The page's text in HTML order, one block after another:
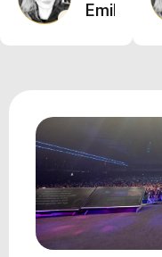
Emiko